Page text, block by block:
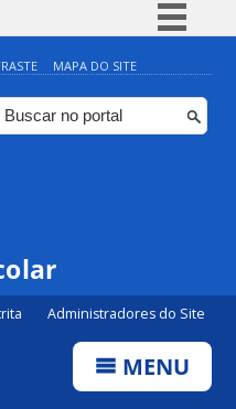
Simplifique!
Comunica BR
Participe
MAPA DO SITE
Administradores do Site
MENU